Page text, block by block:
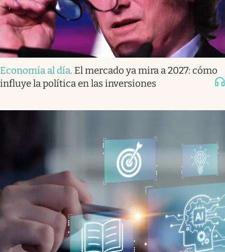
Economía al día. El mercado ya mira a 2027: cómo
influye la política en las inversiones